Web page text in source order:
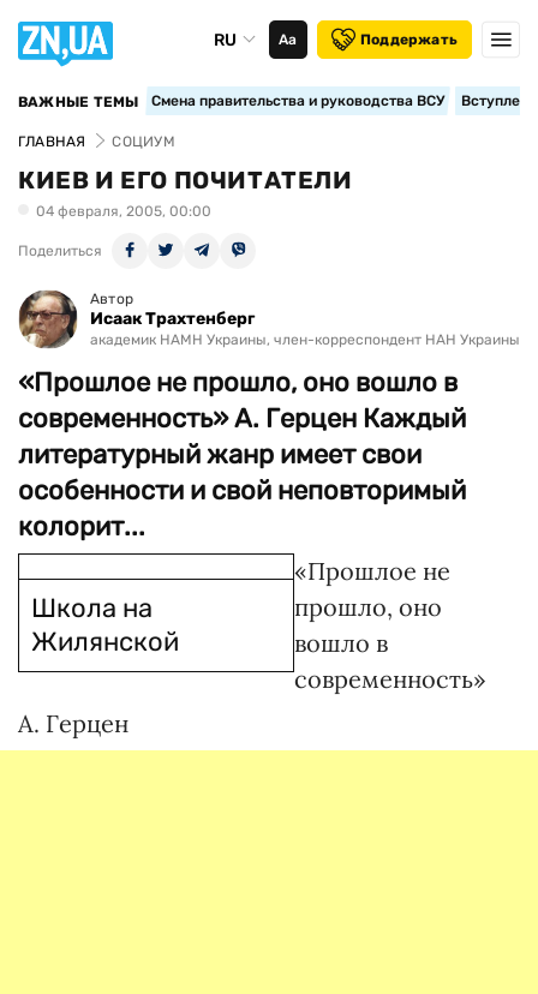
RU Аа Поддержать
ВАЖНЫЕ ТЕМЫ Смена правительства и руководства ВСУ
ГЛАВНАЯ СОЦИУМ
КИЕВ И ЕГО ПОЧИТАТЕЛИ
04 февраля, 2005, 00:00
Поделиться
Автор
Исаак Трахтенберг
академик НАМН Украины, член-корреспондент НАН Украины
«Прошлое не прошло, оно вошло в
современность» А. Герцен Каждый
литературный жанр имеет свои
особенности и свой неповторимый
колорит...
Школа на
Жилянской
«Прошлое не
прошло, оно
вошло в
современность»
А. Герцен